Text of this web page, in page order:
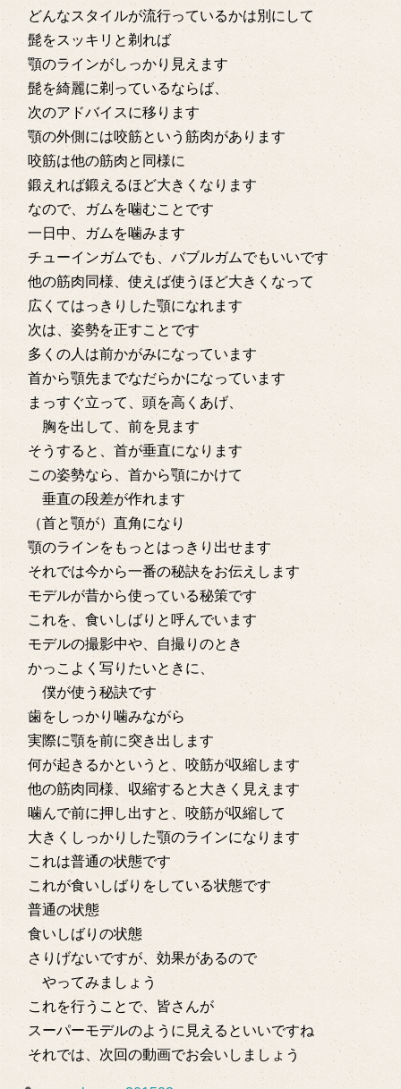
どんなスタイルが流行っているかは別にして
髭をスッキリと剃れば
顎のラインがしっかり見えます
髭を綺麗に剃っているならば、
次のアドバイスに移ります
顎の外側には咬筋という筋肉があります
咬筋は他の筋肉と同様に
鍛えれば鍛えるほど大きくなります
なので、ガムを噛むことです
一日中、ガムを噛みます
チューインガムでも、バブルガムでもいいです
他の筋肉同様、使えば使うほど大きくなって
広くてはっきりした顎になれます
次は、姿勢を正すことです
多くの人は前かがみになっています
首から顎先までなだらかになっています
まっすぐ立って、頭を高くあげ、
胸を出して、前を見ます
そうすると、首が垂直になります
この姿勢なら、首から顎にかけて
垂直の段差が作れます
（首と顎が）直角になり
顎のラインをもっとはっきり出せます
それでは今から一番の秘訣をお伝えします
モデルが昔から使っている秘策です
これを、食いしばりと呼んでいます
モデルの撮影中や、自撮りのとき
かっこよく写りたいときに、
僕が使う秘訣です
歯をしっかり噛みながら
実際に顎を前に突き出します
何が起きるかというと、咬筋が収縮します
他の筋肉同様、収縮すると大きく見えます
噛んで前に押し出すと、咬筋が収縮して
大きくしっかりした顎のラインになります
これは普通の状態です
これが食いしばりをしている状態です
普通の状態
食いしばりの状態
さりげないですが、効果があるので
やってみましょう
これを行うことで、皆さんが
スーパーモデルのように見えるといいですね
それでは、次回の動画でお会いしましょう